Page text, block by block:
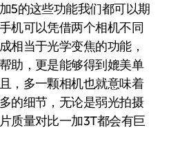
5的这些功能我们都可以期
机可以凭借两个相机不同
相当于光学变焦的功能，
助，更是能够得到媲美单
，多一颗相机也就意味着
的细节，无论是弱光拍摄
质量对比一加3T都会有巨